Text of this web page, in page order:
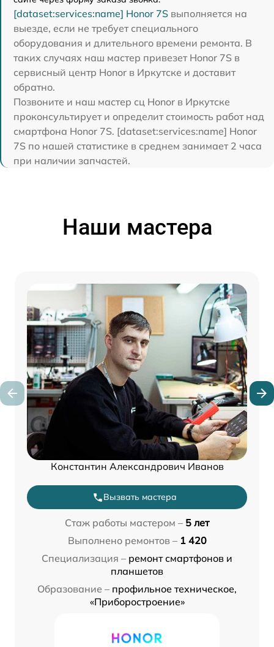
[dataset:services:name] Honor 7S выполняется на
выезде, если не требует специального
оборудования и длительного времени ремонта. В
таких случаях наш мастер привезет Honor 7S в
сервисный центр Honor в Иркутске и доставит
обратно.
Позвоните и наш мастер сц Honor в Иркутске
проконсультирует и определит стоимость работ над
смартфона Honor 7S. [dataset:services:name] Honor
7S по нашей статистике в среднем занимает 2 часа
при наличии запчастей.
Наши мастера
Константин Александрович Иванов
Вызвать мастера
Стаж работы мастером – 5 лет
Выполнено ремонтов – 1 420
Специализация – ремонт смартфонов и
планшетов
Образование – профильное техническое,
«Приборостроение»